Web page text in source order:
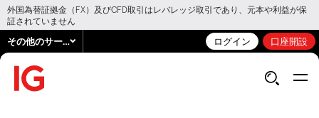
外国為替証拠金（FX）及びCFD取引はレバレッジ取引であり、元本や利益が保
証されていません
その他のサービス ログイン 口座開設